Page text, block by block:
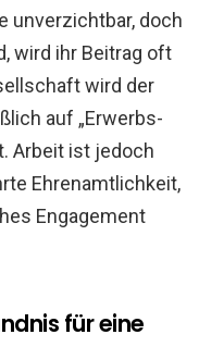
unverzichtbar, doch
wird ihr Beitrag oft
wird der
auf „Erwerbs-
Arbeit ist jedoch
Ehrenamtlichkeit,
Engagement
für eine